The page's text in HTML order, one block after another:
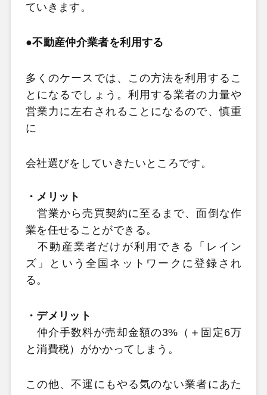
ていきます。
●不動産仲介業者を利用する
多くのケースでは、この方法を利用するこ
とになるでしょう。利用する業者の力量や
営業力に左右されることになるので、慎重
に
会社選びをしていきたいところです。
・メリット
営業から売買契約に至るまで、面倒な作
業を任せることができる。
不動産業者だけが利用できる「レイン
ズ」という全国ネットワークに登録され
る。
・デメリット
仲介手数料が売却金額の3%（＋固定6万
と消費税）がかかってしまう。
この他、不運にもやる気のない業者にあた